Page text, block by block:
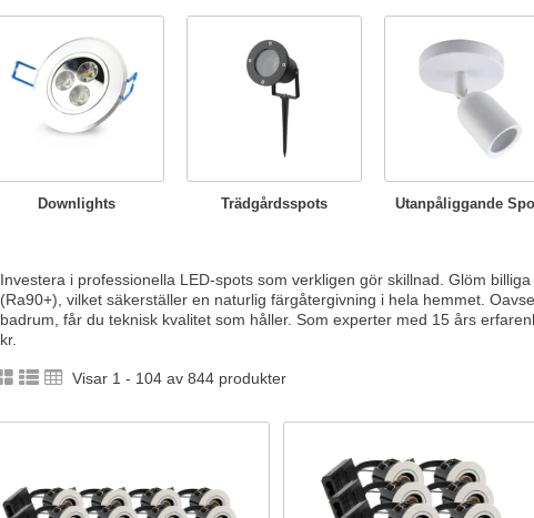
Downlights Trädgårdsspots Utanpåliggande
Investera i professionella LED-spots som verkligen gör skillnad. Glöm
(Ra90+), vilket säkerställer en naturlig färgåtergivning i hela hemmet.
badrum, får du teknisk kvalitet som håller. Som experter med 15 års
kr.
Visar 1 - 104 av 844 produkter